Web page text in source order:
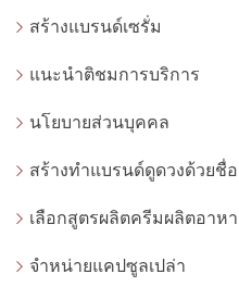
สร้างแบรนด์เซรั่ม
แนะนำติชมการบริการ
นโยบายส่วนบุคคล
สร้างทำแบรนด์ดูดวงด้วยชื่
เลือกสูตรผลิตครีมผลิตอาหา
จำหน่ายแคปซูลเปล่า